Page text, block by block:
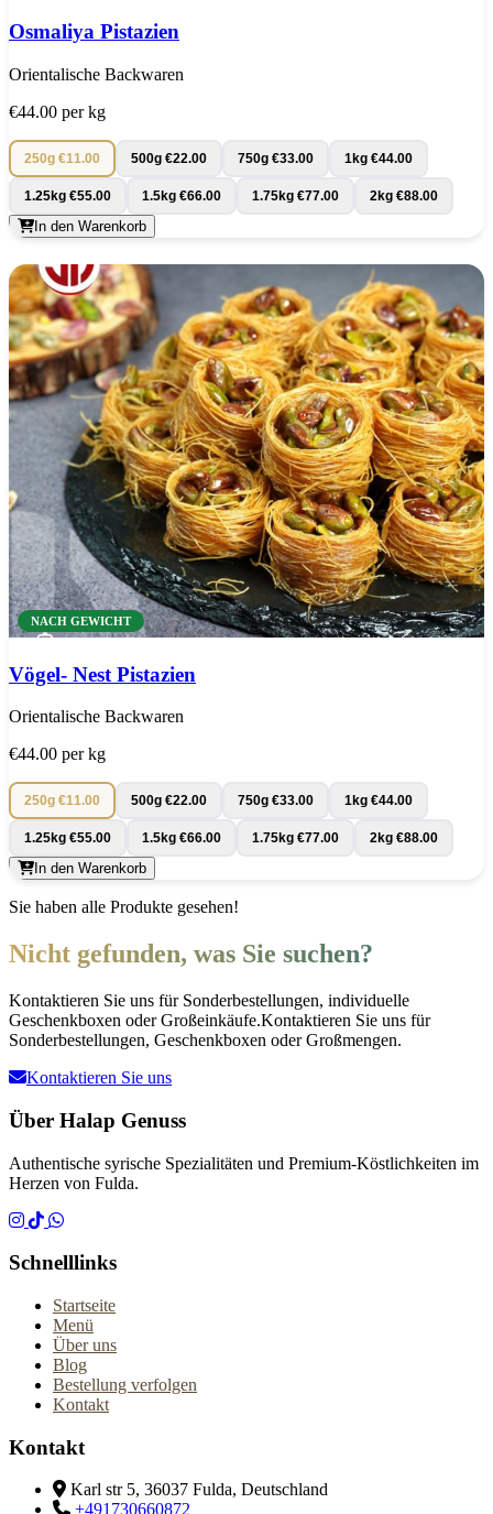
Osmaliya Pistazien
Orientalische Backwaren
€44.00 per kg
250g €11.00 500g €22.00 750g €33.00 1kg €44.00
1.25kg €55.00 1.5kg €66.00 1.75kg €77.00 2kg €88.00
In den Warenkorb
NACH GEWICHT
Vögel- Nest Pistazien
Orientalische Backwaren
€44.00 per kg
250g €11.00 500g €22.00 750g €33.00 1kg €44.00
1.25kg €55.00 1.5kg €66.00 1.75kg €77.00 2kg €88.00
In den Warenkorb
Sie haben alle Produkte gesehen!
Nicht gefunden, was Sie suchen?
Kontaktieren Sie uns für Sonderbestellungen, individuelle
Geschenkboxen oder Großeinkäufe.Kontaktieren Sie uns für
Sonderbestellungen, Geschenkboxen oder Großmengen.
Kontaktieren Sie uns
Über Halap Genuss
Authentische syrische Spezialitäten und Premium-Köstlichkeiten im
Herzen von Fulda.
Schnelllinks
Startseite
Menü
Über uns
Blog
Bestellung verfolgen
Kontakt
Kontakt
Karl str 5, 36037 Fulda, Deutschland
+491730660872